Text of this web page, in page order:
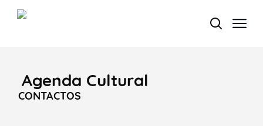
Termo de Pesquisa
Agenda Cultural
CONTACTOS